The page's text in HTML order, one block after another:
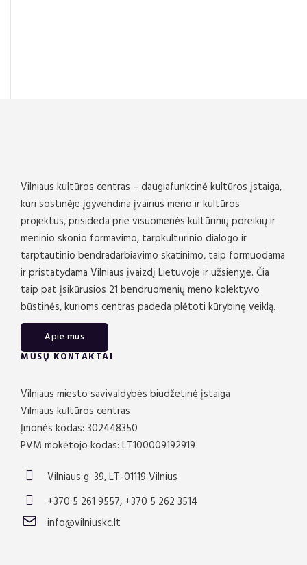
Vilniaus kultūros centras – daugiafunkcinė kultūros įstaiga,
kuri sostinėje įgyvendina įvairius meno ir kultūros
projektus, prisideda prie visuomenės kultūrinių poreikių ir
meninio skonio formavimo, tarpkultūrinio dialogo ir
tarptautinio bendradarbiavimo skatinimo, taip formuodama
ir pristatydama Vilniaus įvaizdį Lietuvoje ir užsienyje. Čia
taip pat įsikūrusios 21 bendruomenių meno kolektyvo
būstinės, kurioms centras padeda plėtoti kūrybinę veiklą.
Apie mus
MŪSŲ KONTAKTAI
Vilniaus miesto savivaldybės biudžetinė įstaiga
Vilniaus kultūros centras
Įmonės kodas: 302448350
PVM mokėtojo kodas: LT100009192919
Vilniaus g. 39, LT-01119 Vilnius
+370 5 261 9557, +370 5 262 3514
info@vilniuskc.lt